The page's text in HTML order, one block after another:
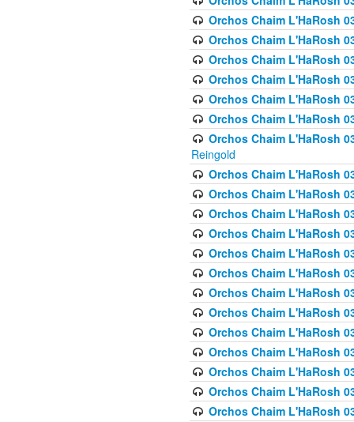
Orchos Chaim L'HaRosh
Orchos Chaim L'HaRosh
Orchos Chaim L'HaRosh
Orchos Chaim L'HaRosh
Orchos Chaim L'HaRosh
Orchos Chaim L'HaRosh
Orchos Chaim L'HaRosh
Reingold
Orchos Chaim L'HaRosh
Orchos Chaim L'HaRosh
Orchos Chaim L'HaRosh
Orchos Chaim L'HaRosh
Orchos Chaim L'HaRosh
Orchos Chaim L'HaRosh
Orchos Chaim L'HaRosh
Orchos Chaim L'HaRosh
Orchos Chaim L'HaRosh
Orchos Chaim L'HaRosh
Orchos Chaim L'HaRosh
Orchos Chaim L'HaRosh
Orchos Chaim L'HaRosh